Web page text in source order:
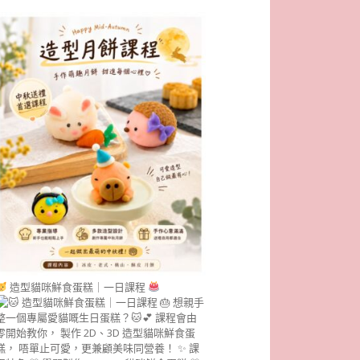
造型貓咪鮮食蛋糕｜一日課程